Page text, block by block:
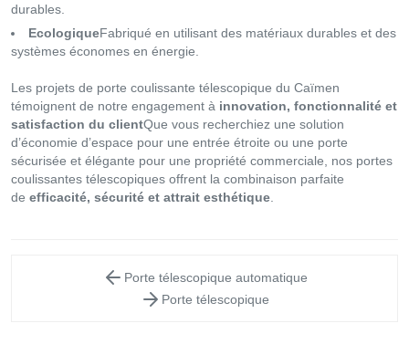
durables.
EcologiqueFabriqué en utilisant des matériaux durables et des
systèmes économes en énergie.
Les projets de porte coulissante télescopique du Caïmen
témoignent de notre engagement à innovation, fonctionnalité et
satisfaction du clientQue vous recherchiez une solution
d’économie d’espace pour une entrée étroite ou une porte
sécurisée et élégante pour une propriété commerciale, nos portes
coulissantes télescopiques offrent la combinaison parfaite
de efficacité, sécurité et attrait esthétique
Porte télescopique automatique
Porte télescopique